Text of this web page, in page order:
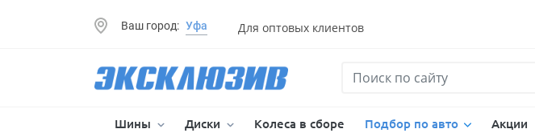
Ваш город: Уфа Для оптовых клиентов
Шины Диски Колеса в сборе Подбор по авто Акции